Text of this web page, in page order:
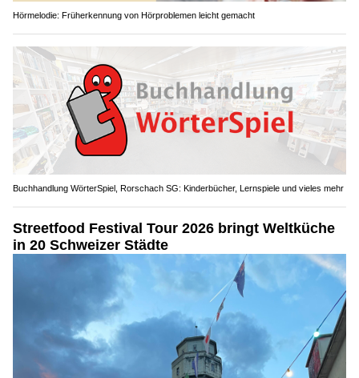
Hörmelodie: Früherkennung von Hörproblemen leicht gemacht
Buchhandlung WörterSpiel, Rorschach SG: Kinderbücher, Lernspiele und vieles mehr
Streetfood Festival Tour 2026 bringt Weltküche
in 20 Schweizer Städte